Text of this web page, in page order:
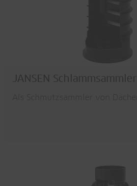
JANSEN Schlammsammler